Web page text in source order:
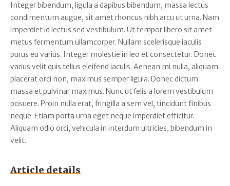
Integer bibendum, ligula a dapibus bibendum, massa lectus
condimentum augue, sit amet rhoncus nibh arcu ut urna. Nam
imperdiet id lectus sed vestibulum. Ut tempor libero sit amet
metus fermentum ullamcorper. Nullam scelerisque iaculis
purus eu varius. Integer molestie in leo et consectetur. Donec
varius velit quis tellus eleifend iaculis. Aenean mi nulla, aliquam
placerat orci non, maximus semper ligula. Donec dictum
massa et pulvinar maximus. Nunc ut felis a lorem vestibulum
posuere. Proin nulla erat, fringilla a sem vel, tincidunt finibus
neque. Etiam porta urna eget neque imperdiet efficitur.
Aliquam odio orci, vehicula in interdum ultricies, bibendum in
velit.
Article details